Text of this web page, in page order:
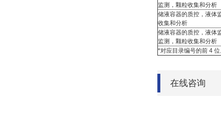
监测，颗粒收集和分析
储液容器的质控，液体
收集和分析
储液容器的质控，液体
监测，颗粒收集和分析
*对应目录编号的前 4
在线咨询